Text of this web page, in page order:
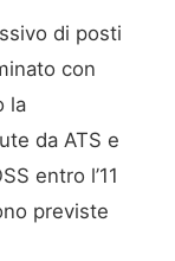
di posti
con
la
da ATS e
entro l’11
previste